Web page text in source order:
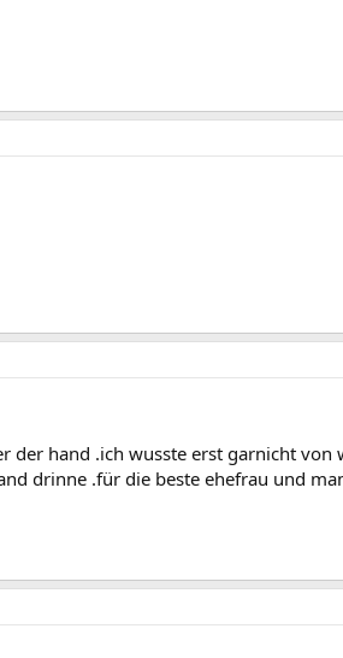
der hand .ich wusste erst garnicht von
drinne .für die beste ehefrau und